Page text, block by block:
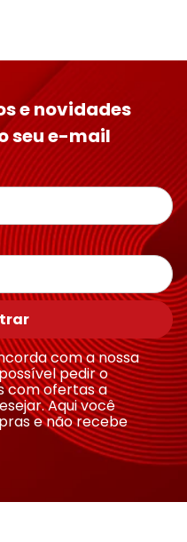
e novidades
seu e-mail
com a nossa
pedir o
com ofertas a
Aqui você
e não recebe